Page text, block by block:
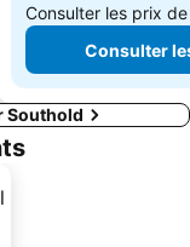
Consulter les prix
Consulter
Southold